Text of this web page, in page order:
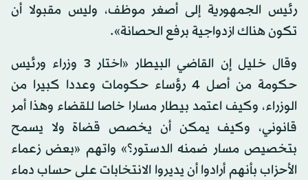
رئيس الجمهورية إلى أصغر موظف، وليس مقبولا أن
تكون هناك ازدواجية برفع الحصانة».
وقال خليل إن القاضي البيطار «اختار 3 وزراء ورئيس
حكومة من أصل 4 رؤساء حكومات وعددا كبيرا من
الوزراء، وكيف اعتمد بيطار مسارا خاصا للقضاء وهذا أمر
قانوني، وكيف يمكن أن يخصص قضاة ولا يسمح
بتخصيص مسار ضمنه الدستور؟» واتهم «بعض زعماء
الأحزاب بأنهم أرادوا أن يديروا الانتخابات على حساب دماء